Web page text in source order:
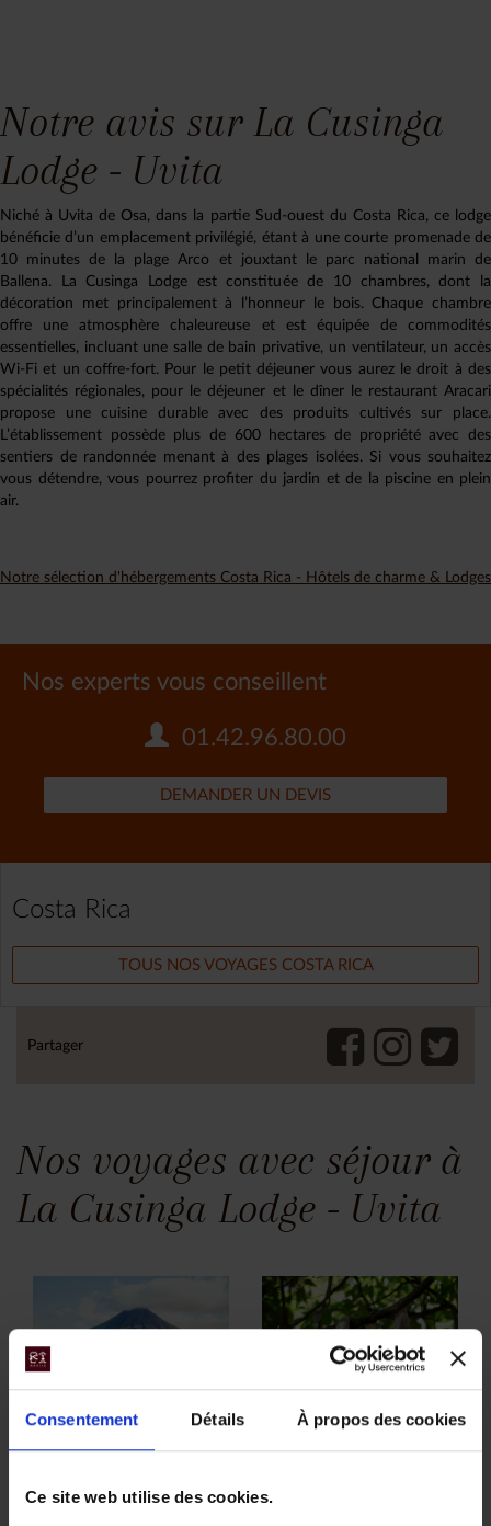
Consentement Détails À propos des cookies
Ce site web utilise des cookies.
Notre avis sur La Cusinga
Lodge - Uvita
Niché à Uvita de Osa, dans la partie Sud-ouest du Costa Rica, ce lodge
bénéficie d’un emplacement privilégié, étant à une courte promenade de
10 minutes de la plage Arco et jouxtant le parc national marin de
Ballena. La Cusinga Lodge est constituée de 10 chambres, dont la
décoration met principalement à l’honneur le bois. Chaque chambre
offre une atmosphère chaleureuse et est équipée de commodités
essentielles, incluant une salle de bain privative, un ventilateur, un accès
Wi-Fi et un coffre-fort. Pour le petit déjeuner vous aurez le droit à des
spécialités régionales, pour le déjeuner et le dîner le restaurant Aracari
propose une cuisine durable avec des produits cultivés sur place.
L’établissement possède plus de 600 hectares de propriété avec des
sentiers de randonnée menant à des plages isolées. Si vous souhaitez
vous détendre, vous pourrez profiter du jardin et de la piscine en plein
air.
Notre sélection d'hébergements Costa Rica - Hôtels de charme & Lodges
Nos experts vous conseillent
01.42.96.80.00
DEMANDER UN DEVIS
Costa Rica
TOUS NOS VOYAGES COSTA RICA
Partager
Nos voyages avec séjour à
La Cusinga Lodge - Uvita
Autotour au
Voyage au